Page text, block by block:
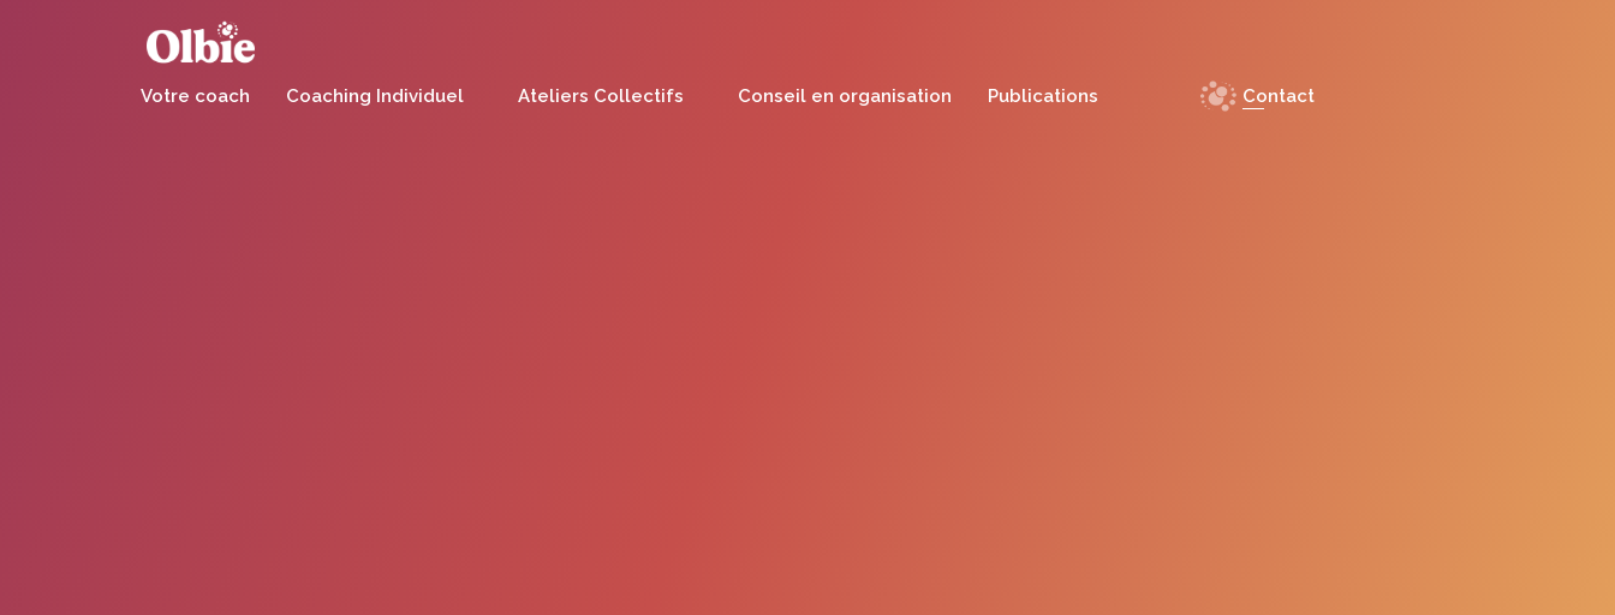
Panneau de gestion des cookies
Votre coach Coaching Individuel Ateliers Collectifs Conseil en organisation Publications Contact